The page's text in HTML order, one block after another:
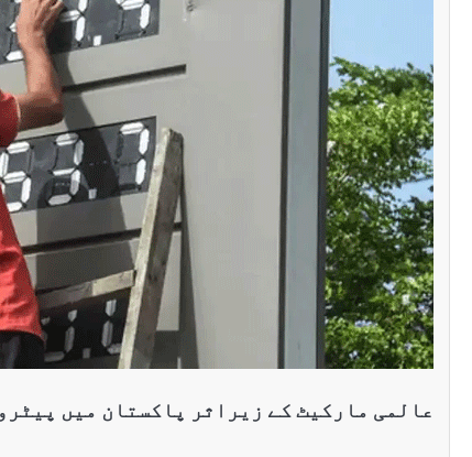
عالمی مارکیٹ کے زیراثر پاکستان میں
بڑھانے پر اتفاق